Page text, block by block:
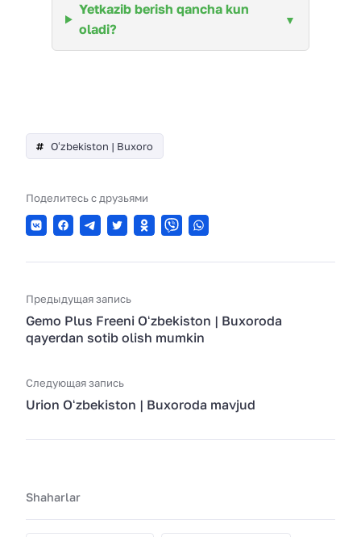
Yetkazib berish qancha kun
oladi?
Oʻzbekiston | Buxoro
Поделитесь с друзьями
Предыдущая запись
Gemo Plus Freeni Oʻzbekiston | Buxoroda
qayerdan sotib olish mumkin
Следующая запись
Urion Oʻzbekiston | Buxoroda mavjud
Shaharlar